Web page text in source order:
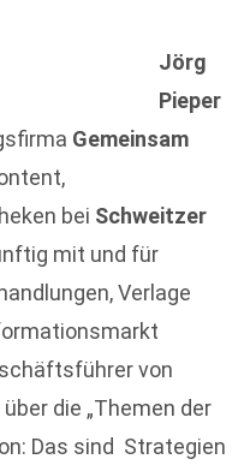
Jörg
Pieper
Gemeinsam
bei Schweitzer
mit und für
Verlage
von
die „Themen der
Das sind Strategien